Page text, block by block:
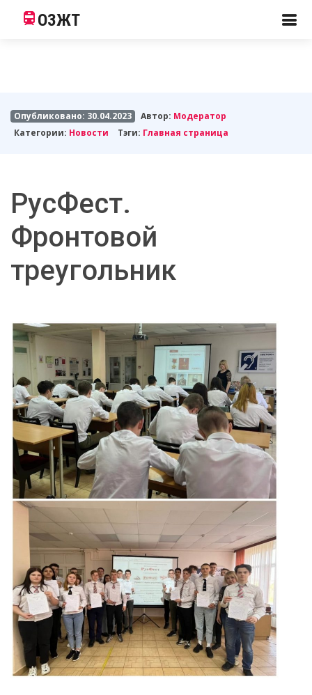
ОЗЖТ
Опубликовано: 30.04.2023 Автор: Модератор
Категории: Новости Тэги: Главная страница
РусФест.
Фронтовой
треугольник